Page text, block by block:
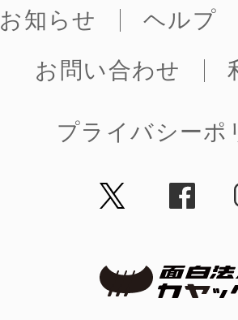
お知らせ
ヘルプ
お問い合わせ
プライバシーポ